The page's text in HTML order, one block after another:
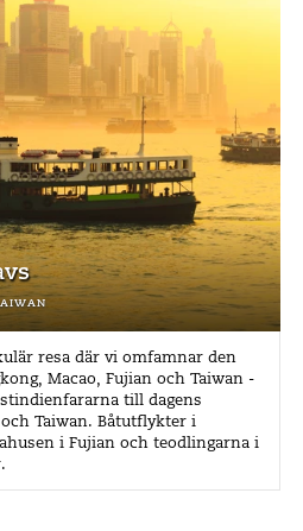
resa där vi omfamnar den
Macao, Fujian och Taiwan -
till dagens
Taiwan. Båtutflykter i
i Fujian och teodlingarna i